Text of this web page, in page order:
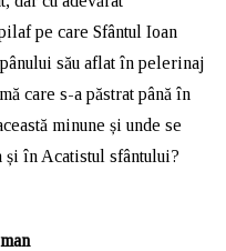
pe care Sfântul Ioan
său aflat în pelerinaj
care s-a păstrat până în
minune și unde se
și în Acatistul sfântului?